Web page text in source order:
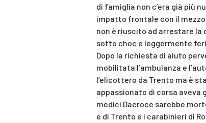
di famiglia non c’era già più
impatto frontale con il
non è riuscito ad arrestare
sotto choc e leggermente
Dopo la richiesta di aiuto
mobilitata l’ambulanza e
l’elicottero da Trento ma è
appassionato di corsa
medici Dacroce sarebbe
e di Trento e i carabinieri di